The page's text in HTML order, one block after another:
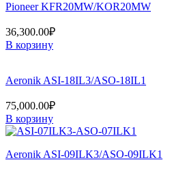
Pioneer KFR20MW/KOR20MW
36,300.00₽
В корзину
Aeronik ASI-18IL3/ASO-18IL1
75,000.00₽
В корзину
Aeronik ASI-09ILK3/ASO-09ILK1